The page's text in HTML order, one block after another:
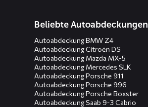
Beliebte Autoabdeckungen
Autoabdeckung BMW Z4
Autoabdeckung Citroën DS
Autoabdeckung Mazda MX-5
Autoabdeckung Mercedes SLK
Autoabdeckung Porsche 911
Autoabdeckung Porsche 996
Autoabdeckung Porsche Boxster
Autoabdeckung Saab 9-3 Cabrio